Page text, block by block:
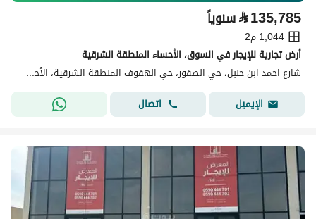
⃁135,785 سنوياً
1,044 م2
أرض تجارية للإيجار في السوق، الأحساء المنطقة الشرقية
شارع احمد ابن حنبل، حي الصقور، حي الهفوف المنطقة الشرقية، الأحساء
الإيميل
اتصال